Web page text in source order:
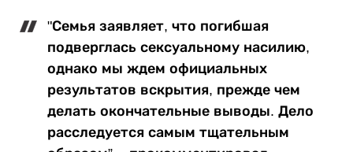
"Семья заявляет, что погибшая
подверглась сексуальному насилию,
однако мы ждем официальных
результатов вскрытия, прежде чем
делать окончательные выводы. Дело
расследуется самым тщательным